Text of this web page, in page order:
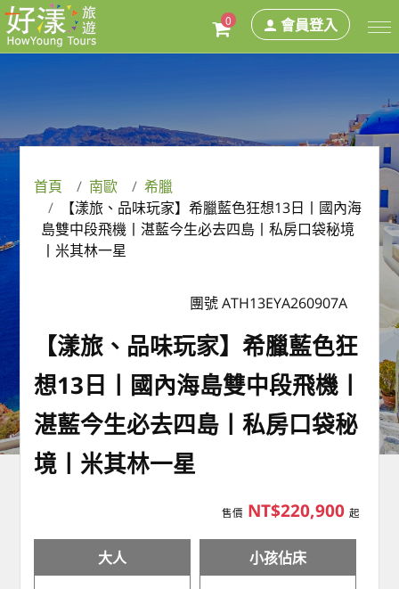
0 會員登入
首頁 南歐
希臘
【漾旅、品味玩家】希臘藍色狂想13⽇丨國內海
島雙中段飛機丨湛藍今生必去四島丨私房口袋秘境
丨米其林一星
團號 ATH13EYA260907A
【漾旅、品味玩家】希臘藍色狂
想13⽇丨國內海島雙中段飛機丨
湛藍今生必去四島丨私房口袋秘
境丨米其林一星
售價 NT$220,900 起
大人 小孩佔床